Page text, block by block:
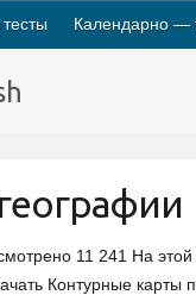
Календарно —
11 241 На этой
Контурные карты